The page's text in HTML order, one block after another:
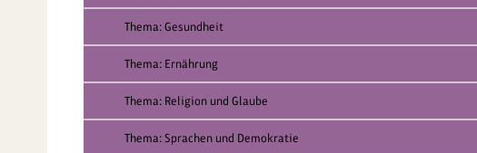
Thema: Gesundheit
Thema: Ernährung
Thema: Religion und Glaube
Thema: Sprachen und Demokratie